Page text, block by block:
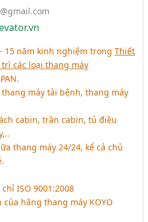
- 15 năm kinh nghiệm trongThiết
các loại thang máy
máy tải bệnh, thang máy
cabin, trần cabin, tủ điều
thang máy 24/24, kể cả chủ
ISO 9001:2008
hãng thang máy KOYO